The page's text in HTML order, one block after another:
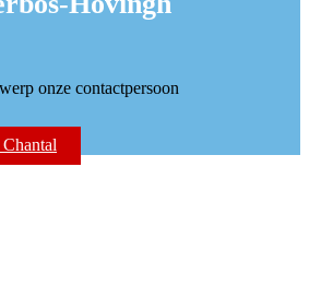
onze contactpersoon